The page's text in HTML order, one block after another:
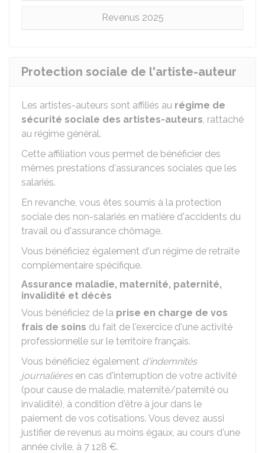
Revenus 2025
Protection sociale de l'artiste-auteur
Les artistes-auteurs sont affiliés au régime de
sécurité sociale des artistes-auteurs, rattaché
au régime général.
Cette affiliation vous permet de bénéficier des
mêmes prestations d'assurances sociales que les
salariés.
En revanche, vous êtes soumis à la protection
sociale des non-salariés en matière d'accidents du
travail ou d'assurance chômage.
Vous bénéficiez également d'un régime de retraite
complémentaire spécifique.
Assurance maladie, maternité, paternité,
invalidité et décès
Vous bénéficiez de la prise en charge de vos
frais de soins du fait de l'exercice d'une activité
professionnelle sur le territoire français.
Vous bénéficiez également d'indemnités
journalièresen cas d'interruption de votre activité
(pour cause de maladie, maternité/paternité ou
invalidité), à condition d'être à jour dans le
paiement de vos cotisations. Vous devez aussi
justifier de revenus au moins égaux, au cours d'une
année civile, à 7 128 €.